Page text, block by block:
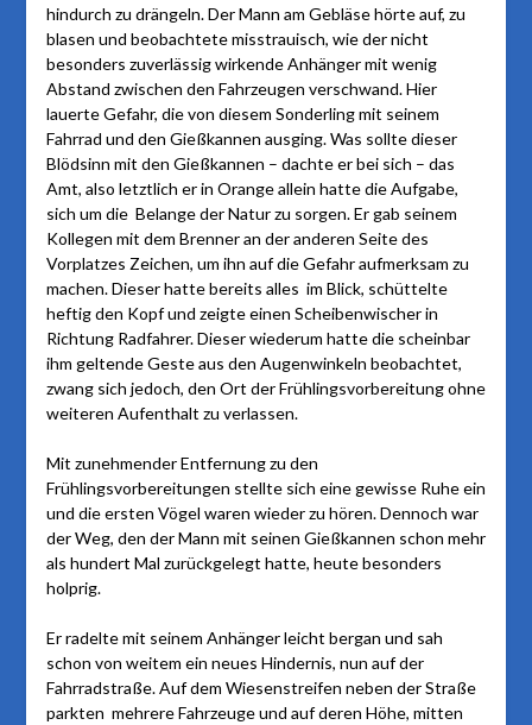
hindurch zu drängeln. Der Mann am Gebläse hörte auf, zu
blasen und beobachtete misstrauisch, wie der nicht
besonders zuverlässig wirkende Anhänger mit wenig
Abstand zwischen den Fahrzeugen verschwand. Hier
lauerte Gefahr, die von diesem Sonderling mit seinem
Fahrrad und den Gießkannen ausging. Was sollte dieser
Blödsinn mit den Gießkannen – dachte er bei sich – das
Amt, also letztlich er in Orange allein hatte die Aufgabe,
sich um die Belange der Natur zu sorgen. Er gab seinem
Kollegen mit dem Brenner an der anderen Seite des
Vorplatzes Zeichen, um ihn auf die Gefahr aufmerksam zu
machen. Dieser hatte bereits alles im Blick, schüttelte
heftig den Kopf und zeigte einen Scheibenwischer in
Richtung Radfahrer. Dieser wiederum hatte die scheinbar
ihm geltende Geste aus den Augenwinkeln beobachtet,
zwang sich jedoch, den Ort der Frühlingsvorbereitung ohne
weiteren Aufenthalt zu verlassen.
Mit zunehmender Entfernung zu den
Frühlingsvorbereitungen stellte sich eine gewisse Ruhe ein
und die ersten Vögel waren wieder zu hören. Dennoch war
der Weg, den der Mann mit seinen Gießkannen schon mehr
als hundert Mal zurückgelegt hatte, heute besonders
holprig.
Er radelte mit seinem Anhänger leicht bergan und sah
schon von weitem ein neues Hindernis, nun auf der
Fahrradstraße. Auf dem Wiesenstreifen neben der Straße
parkten mehrere Fahrzeuge und auf deren Höhe, mitten